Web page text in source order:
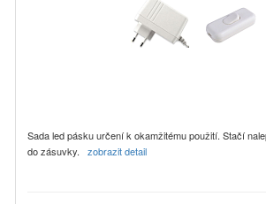
Sada led pásku určení k okamžitému použití. Stačí
do zásuvky. zobrazit detail